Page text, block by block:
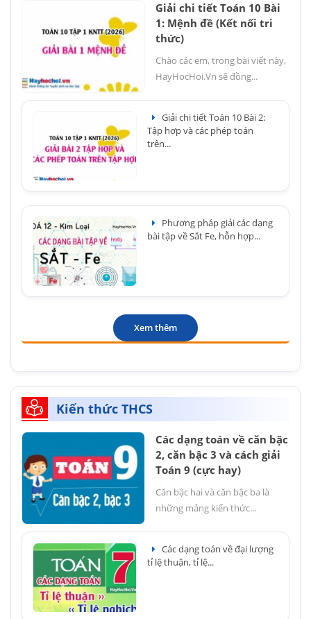
Giải chi tiết Toán 10 Bài
1: Mệnh đề (Kết nối tri
thức)
Chào các em, trong bài viết này,
HayHocHoi.Vn sẽ đồng...
Giải chi tiết Toán 10 Bài 2:
Tập hợp và các phép toán
trên...
Phương pháp giải các dạng
bài tập về Sắt Fe, hỗn hợp...
Xem thêm
Kiến thức THCS
Các dạng toán về căn bậc
2, căn bậc 3 và cách giải
Toán 9 (cực hay)
Căn bậc hai và căn bậc ba là
những mảng kiến thức...
Các dạng toán về đại lượng
tỉ lệ thuận, tỉ lệ...